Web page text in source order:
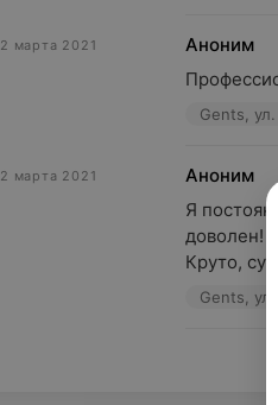
2 марта 2021
Аноним
Gents,
2 марта 2021
Аноним
Я
доволен!
Круто,
Gents, ул.